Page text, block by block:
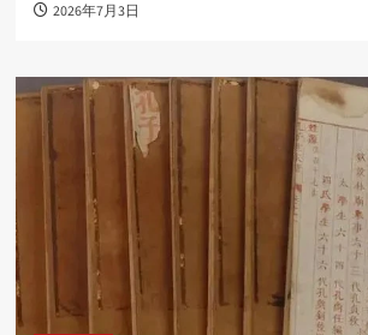
2026年7月3日